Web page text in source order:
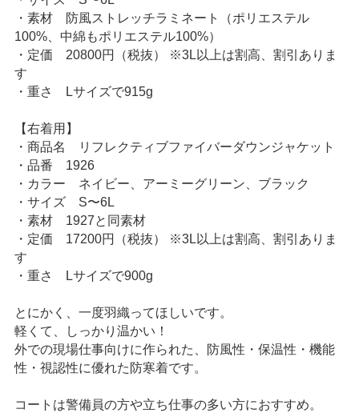
・素材 防風ストレッチラミネート（ポリエステル
100%、中綿もポリエステル100%）
・定価 20800円（税抜） ※3L以上は割高、割引ありま
す
・重さ Lサイズで915g
【右着用】
・商品名 リフレクティブファイバーダウンジャケット
・品番 1926
・カラー ネイビー、アーミーグリーン、ブラック
・サイズ S〜6L
・素材 1927と同素材
・定価 17200円（税抜） ※3L以上は割高、割引ありま
す
・重さ Lサイズで900g
とにかく、一度羽織ってほしいです。
軽くて、しっかり温かい！
外での現場仕事向けに作られた、防風性・保温性・機能
性・視認性に優れた防寒着です。
コートは警備員の方や立ち仕事の多い方におすすめ。